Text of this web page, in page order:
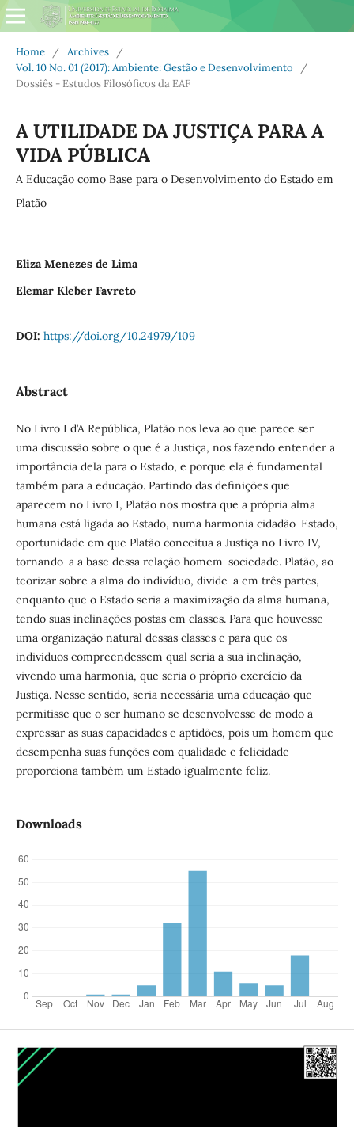
Home / Archives
/
Vol. 10 No. 01 (2017): Ambiente: Gestão e Desenvolvimento
/
Dossiês - Estudos Filosóficos da EAF
A UTILIDADE DA JUSTIÇA PARA A
VIDA PÚBLICA
A Educação como Base para o Desenvolvimento do Estado em
Platão
Eliza Menezes de Lima
Elemar Kleber Favreto
DOI: https://doi.org/10.24979/109
Abstract
No Livro I d’A República, Platão nos leva ao que parece ser
uma discussão sobre o que é a Justiça, nos fazendo entender a
importância dela para o Estado, e porque ela é fundamental
também para a educação. Partindo das definições que
aparecem no Livro I, Platão nos mostra que a própria alma
humana está ligada ao Estado, numa harmonia cidadão-Estado,
oportunidade em que Platão conceitua a Justiça no Livro IV,
tornando-a a base dessa relação homem-sociedade. Platão, ao
teorizar sobre a alma do indivíduo, divide-a em três partes,
enquanto que o Estado seria a maximização da alma humana,
tendo suas inclinações postas em classes. Para que houvesse
uma organização natural dessas classes e para que os
indivíduos compreendessem qual seria a sua inclinação,
vivendo uma harmonia, que seria o próprio exercício da
Justiça. Nesse sentido, seria necessária uma educação que
permitisse que o ser humano se desenvolvesse de modo a
expressar as suas capacidades e aptidões, pois um homem que
desempenha suas funções com qualidade e felicidade
proporciona também um Estado igualmente feliz.
Downloads